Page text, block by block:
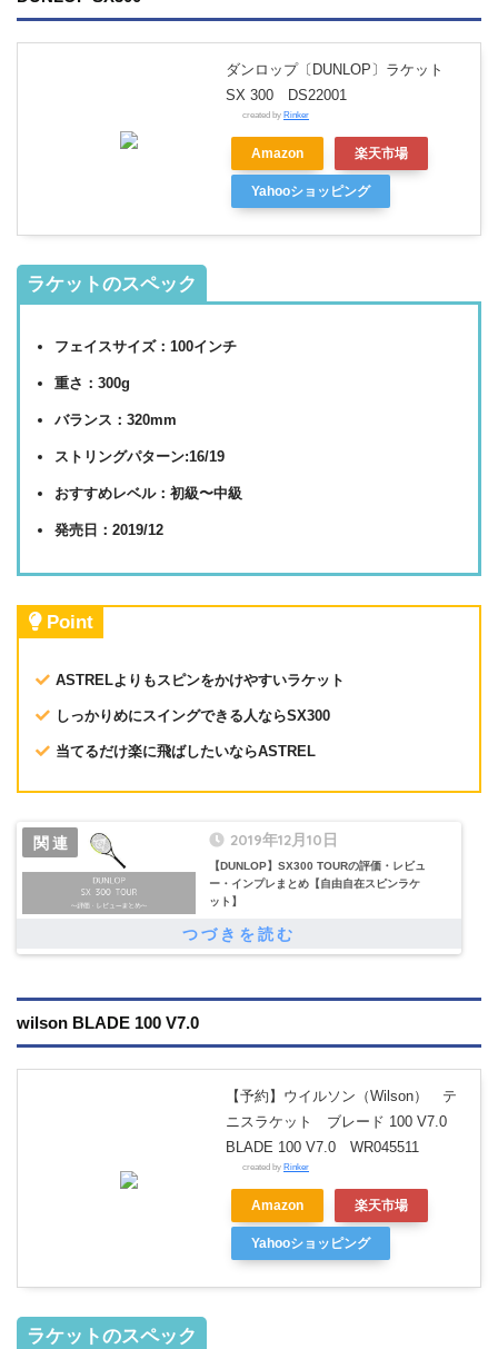
ダンロップ〔DUNLOP〕ラケット
SX 300 DS22001
created by Rinker
Amazon 楽天市場
Yahooショッピング
ラケットのスペック
フェイスサイズ：100インチ
重さ：300g
バランス：320mm
ストリングパターン:16/19
おすすめレベル：初級〜中級
発売日：2019/12
Point
ASTRELよりもスピンをかけやすいラケット
しっかりめにスイングできる人ならSX300
当てるだけ楽に飛ばしたいならASTREL
2019年12月10日
【DUNLOP】SX300 TOURの評価・レビュ
ー・インプレまとめ【自由自在スピンラケ
ット】
wilson BLADE 100 V7.0
【予約】ウイルソン（Wilson） テ
ニスラケット ブレード 100 V7.0
BLADE 100 V7.0 WR045511
created by Rinker
Amazon 楽天市場
Yahooショッピング
ラケットのスペック